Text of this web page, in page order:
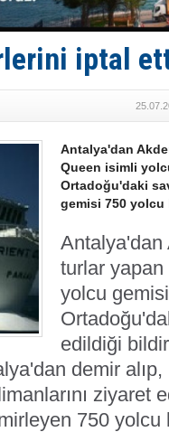
DÖDER,
Fairline,
Runit
iptal
Antalya'dan
Queen isimli
Ortadoğu'daki
gemisi 750
Antalya'dan
turlar
yolcu
edildiği
demir
ziyaret
750